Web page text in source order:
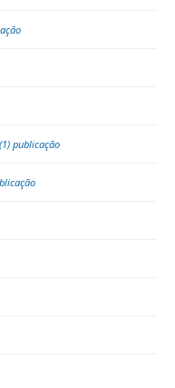
(1) publicação